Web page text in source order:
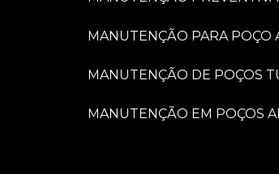
MANUTENÇÃO PARA
MANUTENÇÃO DE POÇOS
MANUTENÇÃO EM POÇOS